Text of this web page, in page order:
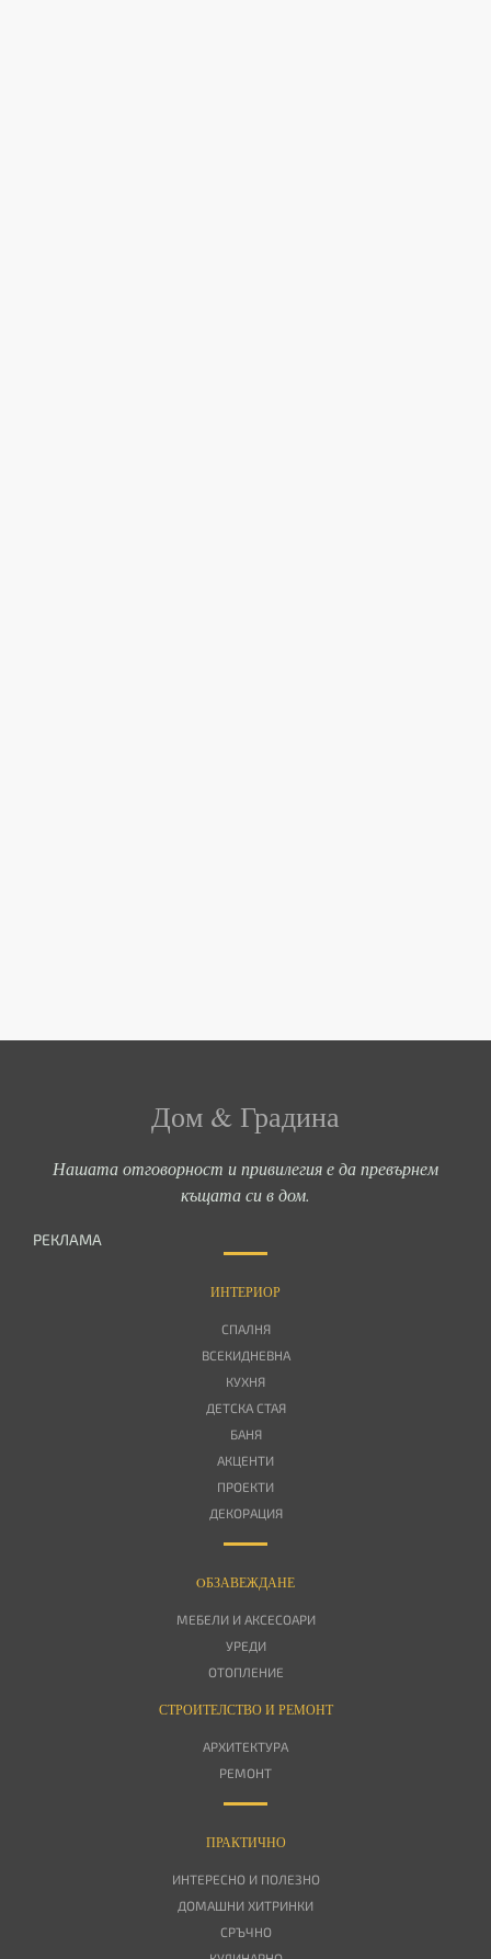
Дом & Градина
Нашата отговорност и привилегия е да превърнем
къщата си в дом.
РЕКЛАМА
ИНТЕРИОР
СПАЛНЯ
ВСЕКИДНЕВНА
КУХНЯ
ДЕТСКА СТАЯ
БАНЯ
АКЦЕНТИ
ПРОЕКТИ
ДЕКОРАЦИЯ
OБЗАВЕЖДАНЕ
МЕБЕЛИ И АКСЕСОАРИ
УРЕДИ
ОТОПЛЕНИЕ
СТРОИТЕЛСТВО И РЕМОНТ
АРХИТЕКТУРА
РЕМОНТ
ПРАКТИЧНО
ИНТЕРЕСНО И ПОЛЕЗНО
ДОМАШНИ ХИТРИНКИ
СРЪЧНО